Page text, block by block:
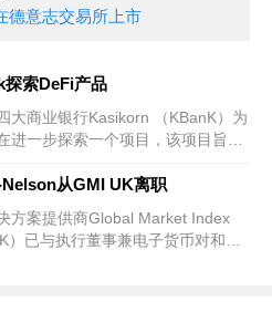
德意志交易所上市
索DeFi产品
大商业银行Kasikorn （KBanK）为
进一步探索一个项目，该项目旨在
证券交易所的合
从GMI UK离职
方案提供商Global Market Index
）已与执行董事兼电子货币对和差